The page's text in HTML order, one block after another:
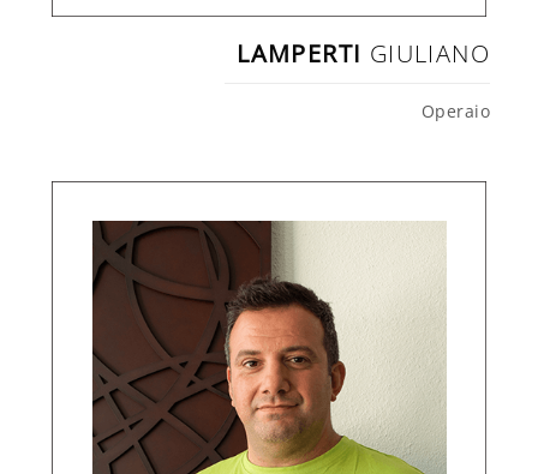
LAMPERTI GIULIANO
Operaio